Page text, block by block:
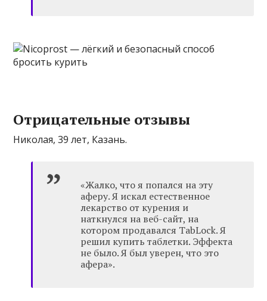
Отрицательные отзывы
Николая, 39 лет, Казань.
«Жалко, что я попался на эту
аферу. Я искал естественное
лекарство от курения и
наткнулся на веб-сайт, на
котором продавался TabLock. Я
решил купить таблетки. Эффекта
не было. Я был уверен, что это
афера».